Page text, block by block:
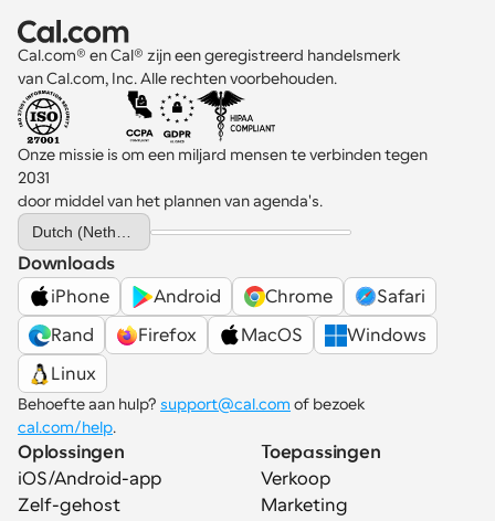
Cal.com® en Cal® zijn een geregistreerd handelsmerk
van Cal.com, Inc. Alle rechten voorbehouden.
Onze missie is om een miljard mensen te verbinden tegen
2031
door middel van het plannen van agenda's.
Select Language
Downloads
iPhone
Android Chrome
Safari
Rand
Firefox MacOS
Windows
Linux
Behoefte aan hulp? support@cal.com
cal.com/help.
Oplossingen
iOS/Android-app
Zelf-gehost
Toepassingen
Verkoop
Marketing